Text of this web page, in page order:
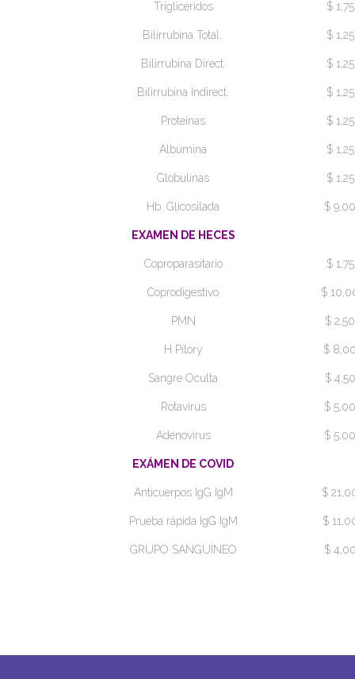
Triglicéridos $ 1,75
Bilirrubina Total.. $ 1,25
Bilirrubina Direct. $ 1,25
Bilirrubina Indirect. $ 1,25
Proteinas $ 1,25
Albúmina $ 1,25
Globulinas $ 1,25
Hb. Glicosilada $ 9,00
EXAMEN DE HECES
Coproparasitario $ 1,75
Coprodigestivo $
PMN $ 2,50
H Pílory $
Sangre Oculta $ 4,50
Rotavirus $ 5,00
Adenovirus $ 5,00
EXÁMEN DE COVID
Anticuerpos IgG IgM $
Prueba rápida IgG IgM $
GRUPO SANGUÍNEO $